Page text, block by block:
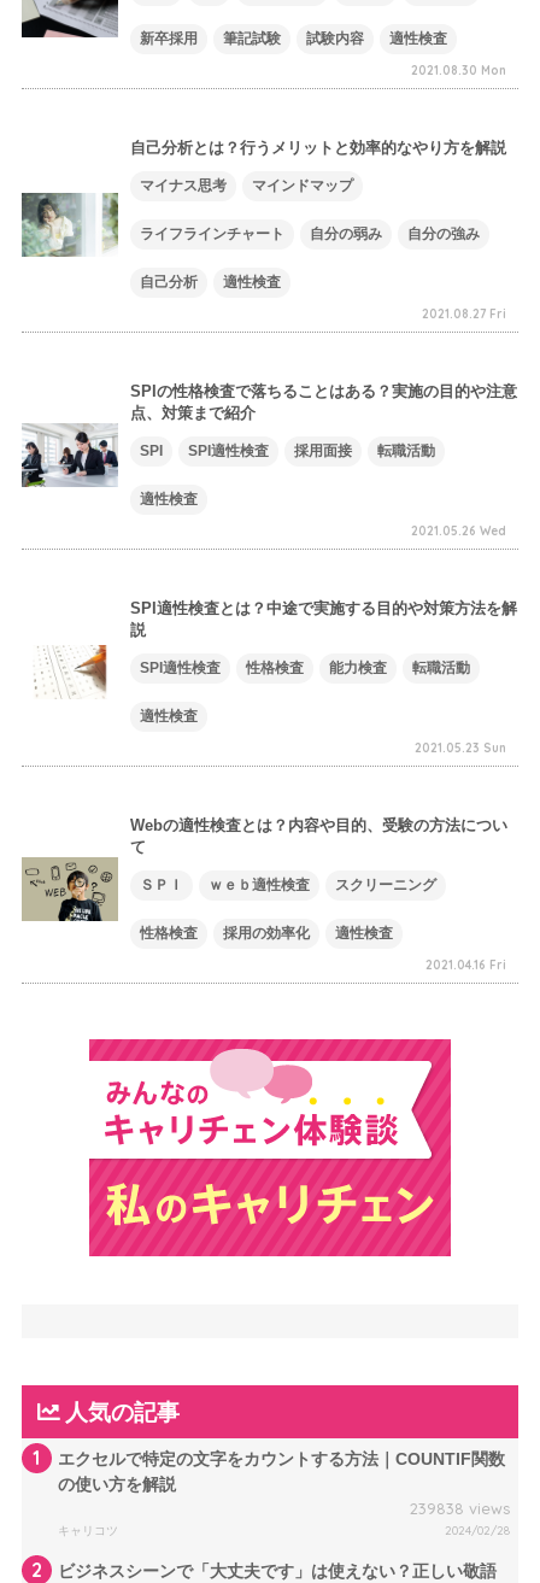
新卒採用 筆記試験 試験内容 適性検査
2021.08.30 Mon
自己分析とは？行うメリットと効率的なやり方を解説
マイナス思考 マインドマップ
ライフラインチャート 自分の弱み 自分の強み
自己分析 適性検査
2021.08.27 Fri
SPIの性格検査で落ちることはある？実施の目的や注意
点、対策まで紹介
SPI SPI適性検査 採用面接 転職活動
適性検査
2021.05.26 Wed
SPI適性検査とは？中途で実施する目的や対策方法を解
説
SPI適性検査 性格検査 能力検査 転職活動
適性検査
2021.05.23 Sun
Webの適性検査とは？内容や目的、受験の方法につい
て
ＳＰＩ ｗｅｂ適性検査 スクリーニング
性格検査 採用の効率化 適性検査
2021.04.16 Fri
人気の記事
1
エクセルで特定の文字をカウントする方法｜COUNTIF関数
の使い方を解説
239838 views
キャリコツ 2024/02/28
2
ビジネスシーンで「大丈夫です」は使えない？正しい敬語